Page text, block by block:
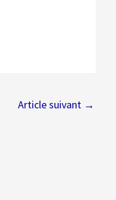
Article suivant →